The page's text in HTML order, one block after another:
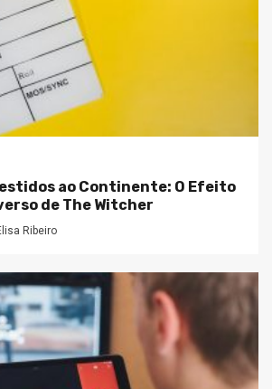
ao Continente: O Efeito
de The Witcher
Ribeiro